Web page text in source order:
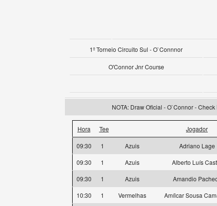
1º Torneio Circuito Sul - O`Connnor
O'Connor Jnr Course
NOTA: Draw Oficial - O`Connor -
Hora Tee Jogador
09:30 1 Azuis
Adriano Lage
09:30
1 Azuis
Alberto Luís
09:30
1 Azuis
Amandio
10:30
1 Vermelhas
Amílcar Sousa